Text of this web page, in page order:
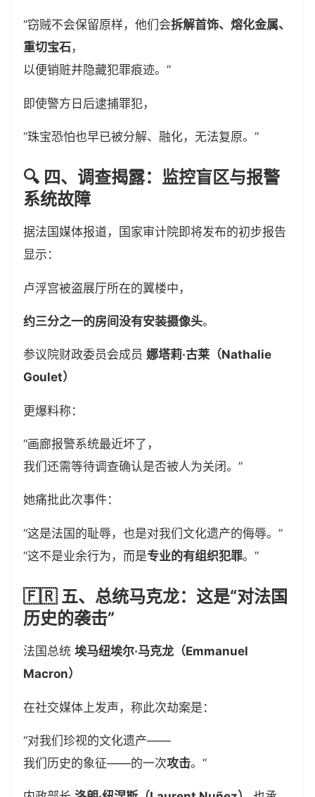
“窃贼不会保留原样，他们会拆解首饰、熔化金属、
重切宝石，
以便销赃并隐藏犯罪痕迹。”
即使警方日后逮捕罪犯，
“珠宝恐怕也早已被分解、融化，无法复原。”
🔍 四、调查揭露：监控盲区与报警
系统故障
据法国媒体报道，国家审计院即将发布的初步报告
显示：
卢浮宫被盗展厅所在的翼楼中，
约三分之一的房间没有安装摄像头。
参议院财政委员会成员 娜塔莉·古莱（Nathalie
Goulet）
更爆料称：
“画廊报警系统最近坏了，
我们还需等待调查确认是否被人为关闭。”
她痛批此次事件：
“这是法国的耻辱，也是对我们文化遗产的侮辱。”
“这不是业余行为，而是专业的有组织犯罪。”
🇫🇷 五、总统马克龙：这是“对法国
历史的袭击”
法国总统 埃马纽埃尔·马克龙（Emmanuel
Macron）
在社交媒体上发声，称此次劫案是：
“对我们珍视的文化遗产——
我们历史的象征——的一次攻击。”